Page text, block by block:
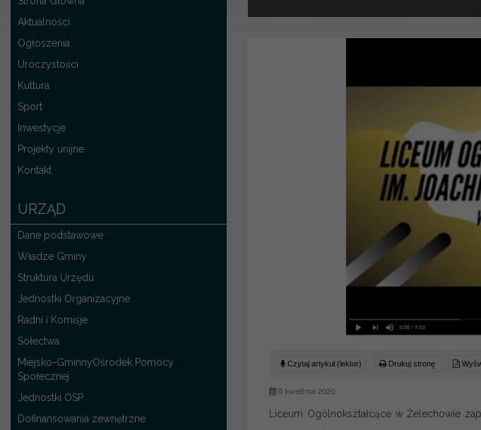
Aktualności
Ogłoszenia
Uroczystości
Kultura
Sport
Inwestycje
Projekty unijne
Kontakt
URZĄD
Dane podstawowe
Władze Gminy
Struktura Urzędu
Jednostki Organizacyjne
Radni i Komisje
Sołectwa
Miejsko-GminnyOśrodek Pomocy
Społecznej
Jednostki OSP
Dofinansowania zewnętrzne
Czytaj artykuł (lektor) Drukuj stronę
6 kwietnia 2020
Liceum Ogólnokształcące w Żelechowie